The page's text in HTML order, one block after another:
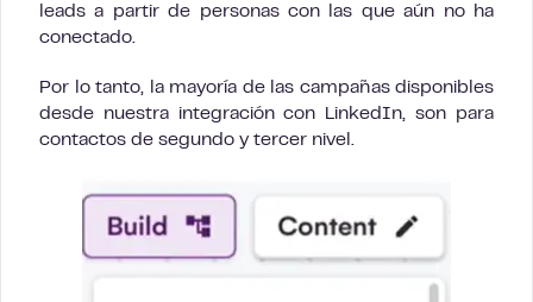
leads a partir de personas con las que aún no ha
conectado.
Por lo tanto, la mayoría de las campañas disponibles
desde nuestra integración con LinkedIn, son para
contactos de segundo y tercer nivel.